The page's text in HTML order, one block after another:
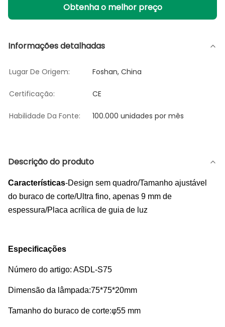
Obtenha o melhor preço
Informações detalhadas
Lugar De Origem: Foshan, China
Certificação: CE
Habilidade Da Fonte: 100.000 unidades por mês
Descrição do produto
Características-Design sem quadro/Tamanho ajustável
do buraco de corte/Ultra fino, apenas 9 mm de
espessura/Placa acrílica de guia de luz
Especificações
Número do artigo: ASDL-S75
Dimensão da lâmpada:75*75*20mm
Tamanho do buraco de corte:φ55 mm